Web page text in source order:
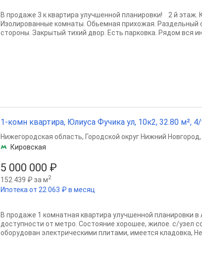
В продаже 3 к квартира улучшенной планировки! 2 й этаж.
Изолированные комнаты. Обьемная прихожая.
стороны. Закрытый тихий двор. Есть парковка. Рядом вся
1-комн квартира, Юлиуса Фучика ул, 10к2, 32.80 м², 4/
5 000 000 ₽
152 439 ₽ за м2
Ипотека от 22 063 ₽ в месяц
Нижегородская область, Городской округ Нижний Новгород,
Кировская
В продаже 1 комнатная квартира улучшенной планировки
доступности от метро. Состояние хорошее, жилое. с/узел
оборудован электрическими плитами, имеется кладовка,